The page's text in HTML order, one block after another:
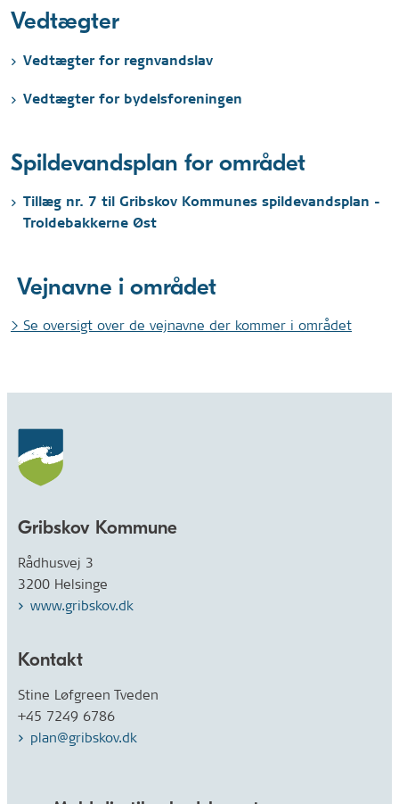
Vedtægter
Vedtægter for regnvandslav
Vedtægter for bydelsforeningen
Spildevandsplan for området
Tillæg nr. 7 til Gribskov Kommunes spildevandsplan -
Troldebakkerne Øst
Vejnavne i området
> Se oversigt over de vejnavne der kommer i området
Gribskov Kommune
Rådhusvej 3
3200 Helsinge
www.gribskov.dk
Kontakt
Stine Løfgreen Tveden
+45 7249 6786
plan@gribskov.dk